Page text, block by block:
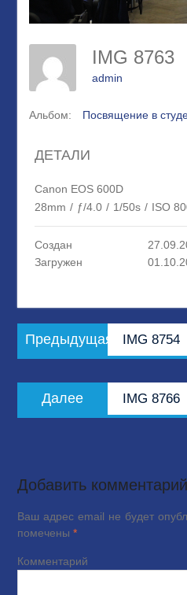
IMG 8763
admin
Альбом: Посвящение в
ДЕТАЛИ
Canon EOS 600D
28mm / ƒ/4.0 / 1/50s / ISO
Создан
Загружен
Навигация
по
Предыдущая
запись:
IMG 8754
Далее
запись:
IMG 8766
Добавить комментарий
Ваш адрес email не будет
помечены *